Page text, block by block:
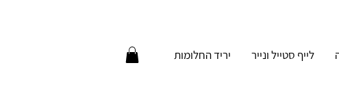
לייף סטייל ונייר יריד החלומות